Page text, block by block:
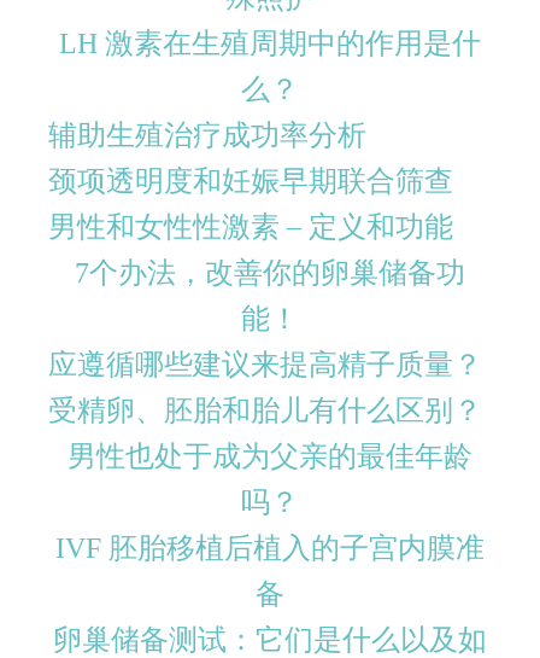
LH 激素在生殖周期中的作用是什
么？
辅助生殖治疗成功率分析
颈项透明度和妊娠早期联合筛查
男性和女性性激素 – 定义和功能
7个办法，改善你的卵巢储备功
能！
应遵循哪些建议来提高精子质量？
受精卵、胚胎和胎儿有什么区别？
男性也处于成为父亲的最佳年龄
吗？
IVF 胚胎移植后植入的子宫内膜准
备
卵巢储备测试：它们是什么以及如